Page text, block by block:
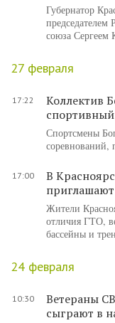
Губернатор
председателем
союза Сергеем
27 февраля
17:22
Коллектив
Спортсмены
соревнований,
17:00
В
Жители
отличия ГТО,
бассейны и
24 февраля
10:30
Ветераны
сыграют в